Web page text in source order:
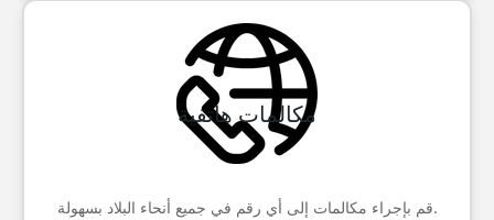
مكالمات هاتفية
قم بإجراء مكالمات إلى أي رقم في جميع أنحاء البلاد بسهولة.